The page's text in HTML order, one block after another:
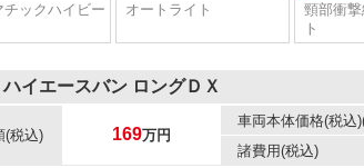
チックハイビー
オートライト
頸部衝
ト
ハイエースバン ロングＤＸ
(税込) 169万円
車両本体価格(税込
諸費用(税込)